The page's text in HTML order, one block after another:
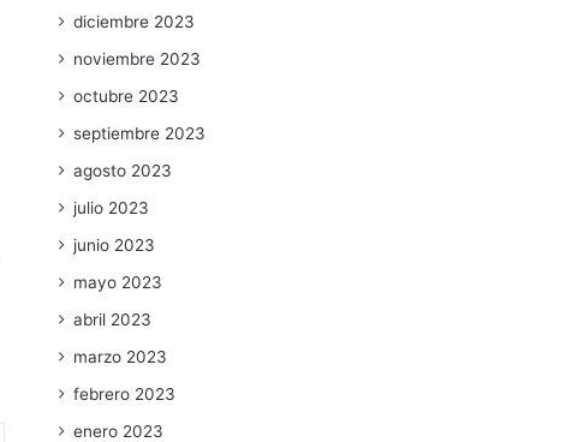
diciembre 2023
noviembre 2023
octubre 2023
septiembre 2023
agosto 2023
julio 2023
junio 2023
mayo 2023
abril 2023
marzo 2023
febrero 2023
enero 2023